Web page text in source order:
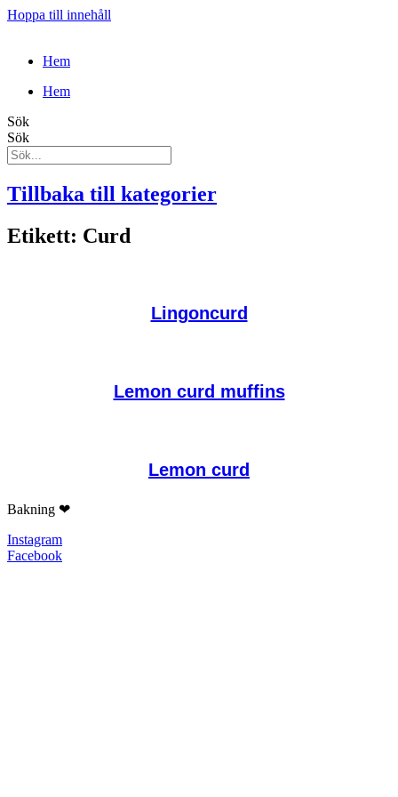
Hoppa till innehåll
Hem
Hem
Sök
Sök
Tillbaka till kategorier
Etikett: Curd
Lingoncurd
Lemon curd muffins
Lemon curd
Bakning ❤
Instagram
Facebook